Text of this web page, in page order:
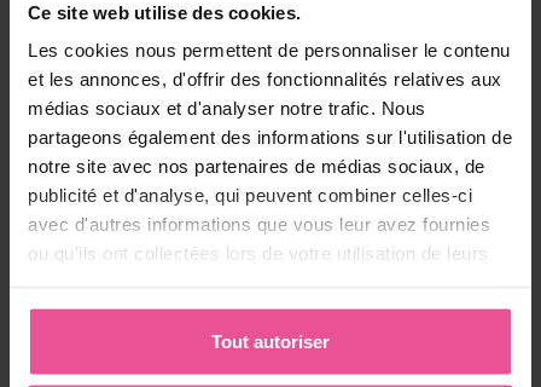
Ce site web utilise des cookies.
Les cookies nous permettent de personnaliser le contenu
et les annonces, d'offrir des fonctionnalités relatives aux
médias sociaux et d'analyser notre trafic. Nous
partageons également des informations sur l'utilisation de
notre site avec nos partenaires de médias sociaux, de
publicité et d'analyse, qui peuvent combiner celles-ci
avec d'autres informations que vous leur avez fournies
ou qu'ils ont collectées lors de votre utilisation de leurs
Tout autoriser
Produit mentionné dans la
réponse :